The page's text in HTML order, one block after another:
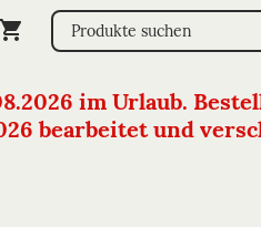
im Urlaub.
bearbeitet und